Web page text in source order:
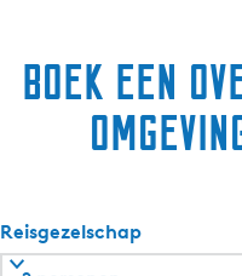
n
fBoek een
Reisgezelschap